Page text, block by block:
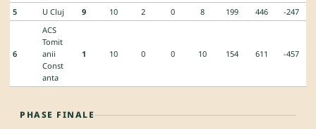
5 U Cluj 9 10 2 0 8 199 446 -247
6
ACS
Tomit
anii
Const
anta
1 10 0 0 10 154 611 -457
PHASE FINALE